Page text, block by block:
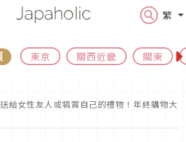
繁
東京 關西近畿 關東
送給女性友人或犒賞自己的禮物！年終購物大